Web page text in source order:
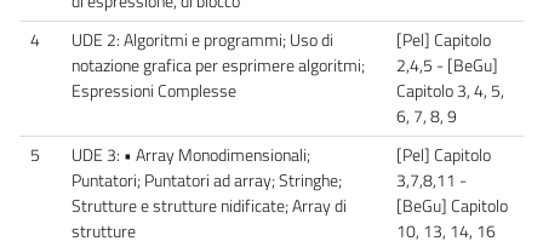
4
UDE 2: Algoritmi e programmi; Uso di
notazione grafica per esprimere algoritmi;
Espressioni Complesse
[Pel] Capitolo
2,4,5 - [BeGu]
Capitolo 3, 4, 5,
6, 7, 8, 9
5
UDE 3: • Array Monodimensionali;
Puntatori; Puntatori ad array; Stringhe;
Strutture e strutture nidificate; Array di
strutture
[Pel] Capitolo
3,7,8,11 -
[BeGu] Capitolo
10, 13, 14, 16